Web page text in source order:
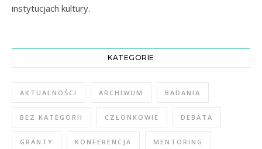
instytucjach kultury.
KATEGORIE
AKTUALNOŚCI ARCHIWUM BADANIA
BEZ KATEGORII CZŁONKOWIE DEBATA
GRANTY KONFERENCJA MENTORING